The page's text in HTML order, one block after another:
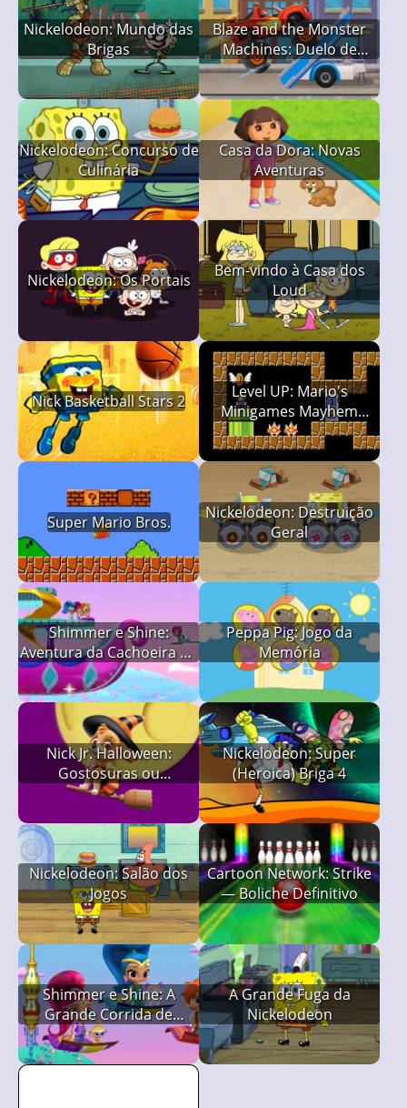
Nickelodeon: Mundo das
Brigas
Blaze and the Monster
Machines: Duelo de
Ferramentas
Nickelodeon: Concurso de
Culinária
Casa da Dora: Novas
Aventuras
Nickelodeon: Os Portais
Bem-vindo à Casa dos
Loud
Nick Basketball Stars 2
Level UP: Mario's
Minigames Mayhem
(LUMMM)
Super Mario Bros.
Nickelodeon: Destruição
Geral
Shimmer e Shine:
Aventura da Cachoeira do
Arco-íris
Peppa Pig: Jogo da
Memória
Nick Jr. Halloween:
Gostosuras ou
Travessuras
Nickelodeon: Super
(Heroica) Briga 4
Nickelodeon: Salão dos
Jogos
Cartoon Network: Strike
— Boliche Definitivo
Shimmer e Shine: A
Grande Corrida de
Zahramay
A Grande Fuga da
Nickelodeon